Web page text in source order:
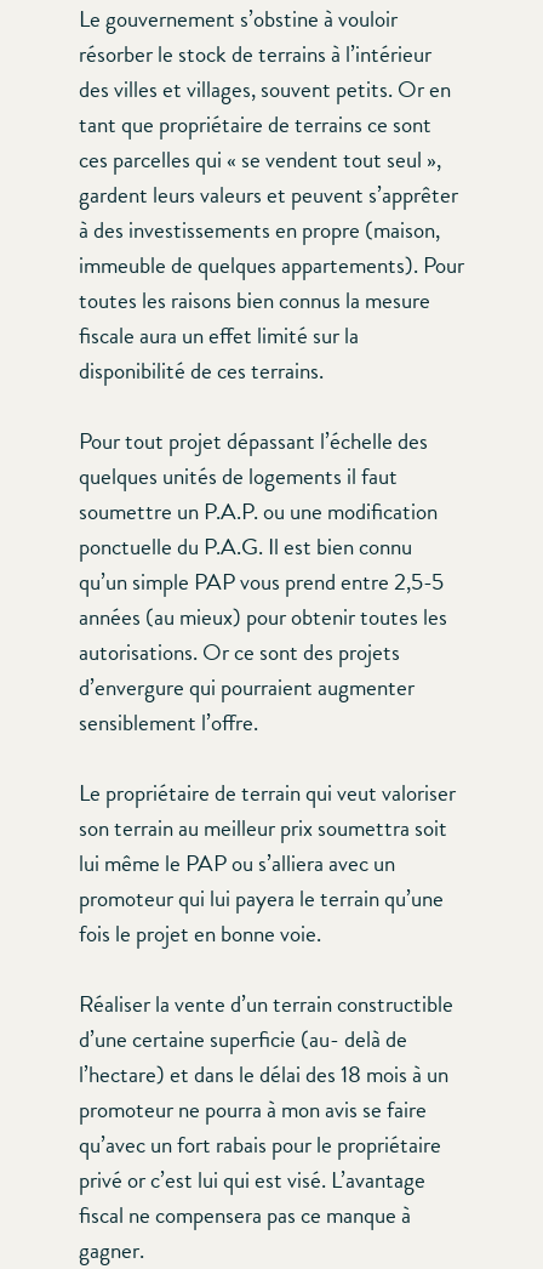
Le gouvernement s’obstine à vouloir
résorber le stock de terrains à l’intérieur
des villes et villages, souvent petits. Or en
tant que propriétaire de terrains ce sont
ces parcelles qui « se vendent tout seul »,
gardent leurs valeurs et peuvent s’apprêter
à des investissements en propre (maison,
immeuble de quelques appartements). Pour
toutes les raisons bien connus la mesure
fiscale aura un effet limité sur la
disponibilité de ces terrains.
Pour tout projet dépassant l’échelle des
quelques unités de logements il faut
soumettre un P.A.P. ou une modification
ponctuelle du P.A.G. Il est bien connu
qu’un simple PAP vous prend entre 2,5-5
années (au mieux) pour obtenir toutes les
autorisations. Or ce sont des projets
d’envergure qui pourraient augmenter
sensiblement l’offre.
Le propriétaire de terrain qui veut valoriser
son terrain au meilleur prix soumettra soit
lui même le PAP ou s’alliera avec un
promoteur qui lui payera le terrain qu’une
fois le projet en bonne voie.
Réaliser la vente d’un terrain constructible
d’une certaine superficie (au- delà de
l’hectare) et dans le délai des 18 mois à un
promoteur ne pourra à mon avis se faire
qu’avec un fort rabais pour le propriétaire
privé or c’est lui qui est visé. L’avantage
fiscal ne compensera pas ce manque à
gagner.